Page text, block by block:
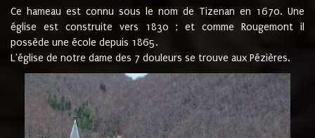
Ce hameau est connu sous le nom de Tizenan en 1670. Une
église est construite vers 1830 ; et comme Rougemont il
possède une école depuis 1865.
L'église de notre dame des 7 douleurs se trouve aux Pézières.